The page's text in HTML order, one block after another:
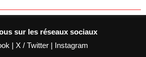
sur les réseaux sociaux
| X / Twitter | Instagram